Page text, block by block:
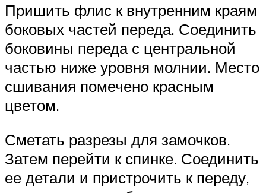
Пришить флис к внутренним краям
боковых частей переда. Соединить
боковины переда с центральной
частью ниже уровня молнии. Место
сшивания помечено красным
цветом.
Сметать разрезы для замочков.
Затем перейти к спинке. Соединить
ее детали и пристрочить к переду,